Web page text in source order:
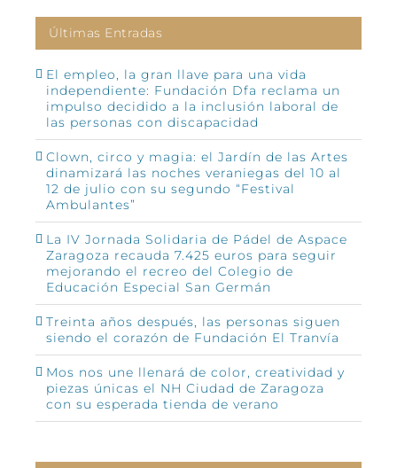
Últimas Entradas
El empleo, la gran llave para una vida
independiente: Fundación Dfa reclama un
impulso decidido a la inclusión laboral de
las personas con discapacidad
Clown, circo y magia: el Jardín de las Artes
dinamizará las noches veraniegas del 10 al
12 de julio con su segundo “Festival
Ambulantes”
La IV Jornada Solidaria de Pádel de Aspace
Zaragoza recauda 7.425 euros para seguir
mejorando el recreo del Colegio de
Educación Especial San Germán
Treinta años después, las personas siguen
siendo el corazón de Fundación El Tranvía
Mos nos une llenará de color, creatividad y
piezas únicas el NH Ciudad de Zaragoza
con su esperada tienda de verano